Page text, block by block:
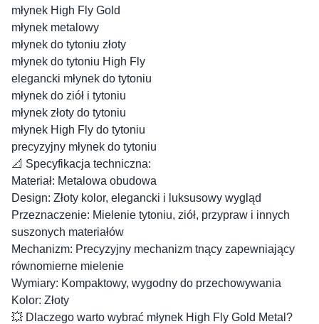
młynek High Fly Gold
młynek metalowy
młynek do tytoniu złoty
młynek do tytoniu High Fly
elegancki młynek do tytoniu
młynek do ziół i tytoniu
młynek złoty do tytoniu
młynek High Fly do tytoniu
precyzyjny młynek do tytoniu
📐 Specyfikacja techniczna:
Materiał: Metalowa obudowa
Design: Złoty kolor, elegancki i luksusowy wygląd
Przeznaczenie: Mielenie tytoniu, ziół, przypraw i innych
suszonych materiałów
Mechanizm: Precyzyjny mechanizm tnący zapewniający
równomierne mielenie
Wymiary: Kompaktowy, wygodny do przechowywania
Kolor: Złoty
💥 Dlaczego warto wybrać młynek High Fly Gold Metal?